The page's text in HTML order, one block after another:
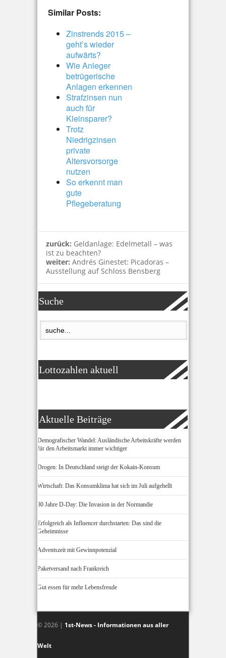
Similar Posts:
Zinstrends 2015 –
geht’s wieder
aufwärts?
Wie Anleger
betrügerische
Anlagen erkennen
Strafzinsen nun
auch für
Kleinsparer?
Trotz
Niedrigzinsen
private
Altersvorsorge
nutzen
So erkennt man
gute
Pflegeberatung
zurück: Geldanlage: Edelmetall – was
ist zu beachten?
weiter: Andrés Ginestet: Picadoras –
Ausstellung auf Schloss Bensberg
Suche
Lottozahlen aktuell
Aktuelle Beiträge
Demografischer Wandel: Ausländische Arbeitskräfte werden
für den Arbeitsmarkt immer wichtiger
Drogen: In Deutschland steigt der Kokain-Konsum
Wirtschaft: Das Konsumklima hat sich im Juli aufgehellt
80 Jahre D-Day: Die Invasion in der Normandie
Erfolgreich als Influencer durchstarten: Das sind die
Geheimnisse
Adventszeit mit Gewinnpotenzial
Paketversand nach Frankreich
Gut essen für mehr Lebensfreude
© 2026 | 1st-News - Informationen aus aller
Welt